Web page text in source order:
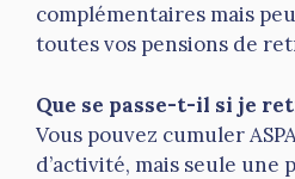
complémentaires mais
toutes vos pensions de
Que se passe-t-il si je
Vous pouvez cumuler
d’activité, mais seule une